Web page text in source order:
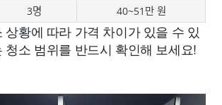
3명 40~51만 원
상황에 따라 가격 차이가 있을 수 있
청소 범위를 반드시 확인해 보세요!